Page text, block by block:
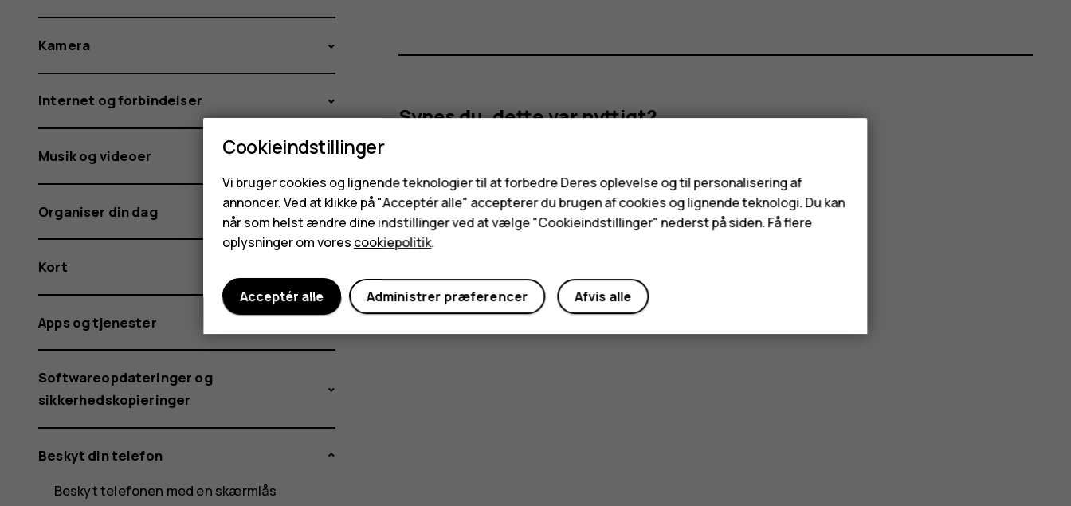
Synes du, dette var nyttigt?
Kamera
Internet og forbindelser
Musik og videoer
Organiser din dag
Kort
Apps og tjenester
Softwareopdateringer og
sikkerhedskopieringer
Beskyt din telefon
Beskyt telefonen med en skærmlås
Cookieindstillinger
Vi bruger cookies og lignende teknologier til at forbedre Deres oplevelse og til personalisering af
annoncer. Ved at klikke på "Acceptér alle" accepterer du brugen af cookies og lignende teknologi. Du kan
når som helst ændre dine indstillinger ved at vælge "Cookieindstillinger" nederst på siden. Få flere
oplysninger om vores cookiepolitik.
Afvis alle
Administrer præferencer
Acceptér alle